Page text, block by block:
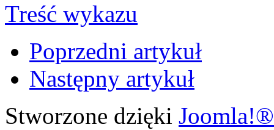
Treść wykazu
Poprzedni artykuł
Następny artykuł
Stworzone dzięki Joomla!®